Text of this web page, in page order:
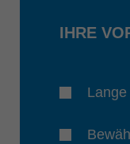
IHRE